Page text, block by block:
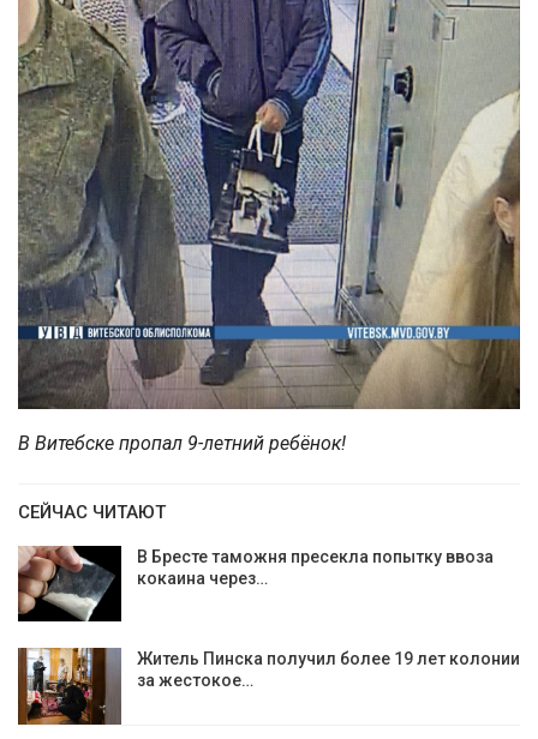
В Витебске пропал 9-летний ребёнок!
СЕЙЧАС ЧИТАЮТ
В Бресте таможня пресекла попытку ввоза
кокаина через…
Житель Пинска получил более 19 лет колонии
за жестокое…